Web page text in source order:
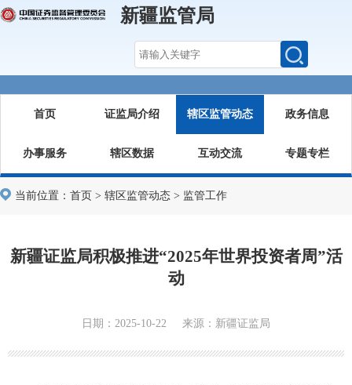
新疆监管局
首页 证监局介绍 辖区监管动态 政务信息
办事服务 辖区数据 互动交流 专题专栏
当前位置： 首页 > 辖区监管动态 > 监管工作
新疆证监局积极推进“2025年世界投资者周”活
动
日期：2025-10-22 来源：新疆证监局